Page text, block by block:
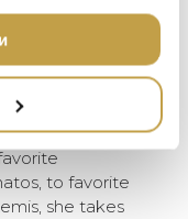
им.
and new-
resident and
takes us
to favorite
she takes
МЕБЕЛИ
ПОДАРЪЦИ
DOLCE & GABBANA
ETHNICRAFT
ZUIVER
DUTCHBONE